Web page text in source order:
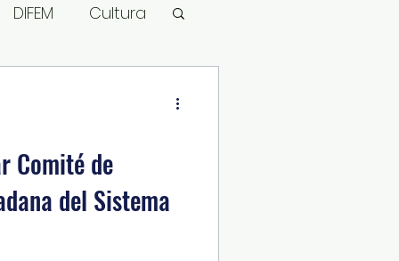
DIFEM Cultura
Comité de
del Sistema